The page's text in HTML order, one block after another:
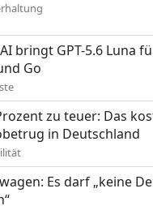
bringt GPT-5.6 Luna
Go
zu teuer: Das
in Deutschland
Es darf „keine